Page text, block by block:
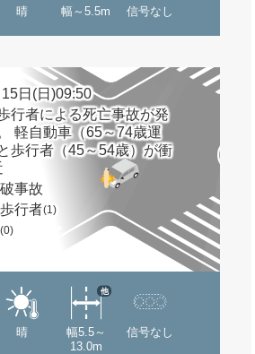
晴 幅～5.5m 信号なし
日(日)09:50
行者による死亡事故が発
軽自動車（65～74歳運
歩行者（45～54歳）が衝
事故
歩行者(1)
(0)
晴
幅5.5～
13.0m
他
信号なし